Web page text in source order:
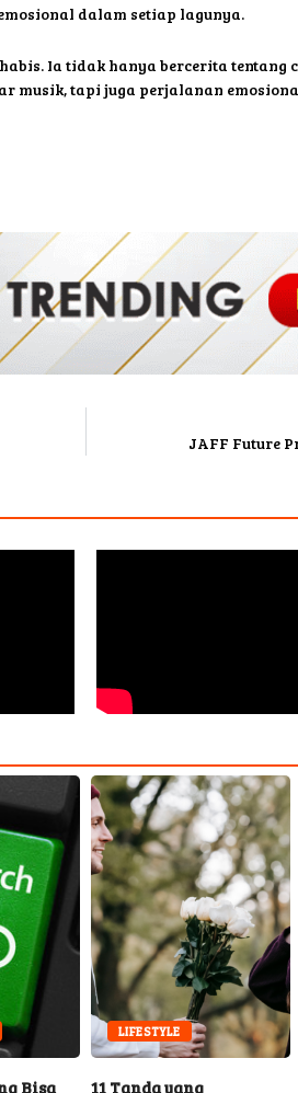
dalam setiap lagunya.
Ia tidak hanya bercerita tentang
musik, tapi juga perjalanan
JAFF Future
LIFESTYLE
11 Tanda yang
MUSIC
Masa